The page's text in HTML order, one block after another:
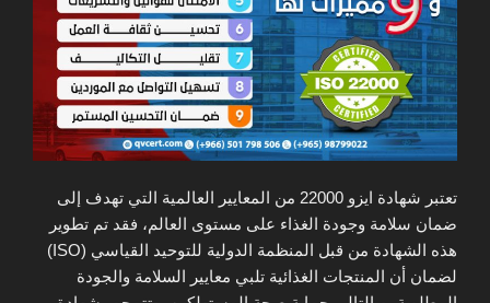
تعتبر شهادة ايزو 22000 من المعايير العالمية التي تهدف إلى
ضمان سلامة وجودة الغذاء على مستوى العالم، فقد تم تطوير
هذه الشهادة من قبل المنظمة الدولية للتوحيد القياسي (ISO)
لضمان أن المنتجات الغذائية تلبي معايير السلامة والجودة